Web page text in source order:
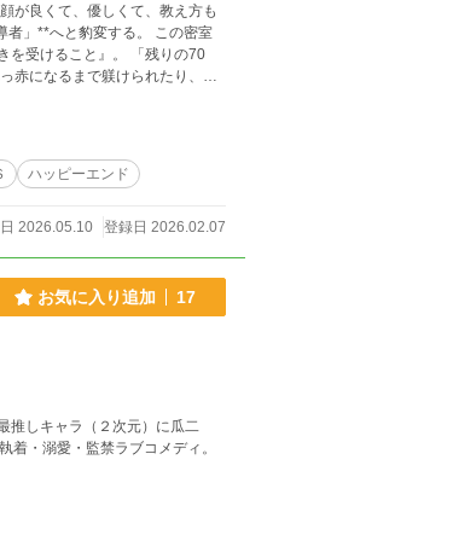
が良くて、優しくて、教え方も
と豹変する。 この密室
ートしていき……？ 「よそ
者。 詩織のことを昔から狙っ
と企む。 怒ると敬語になり、
ハッピーエンド
2026.05.10 登録日 2026.02.07
お気に入り追加 17
推しキャラ（２次元）に瓜二
・溺愛・監禁ラブコメディ。